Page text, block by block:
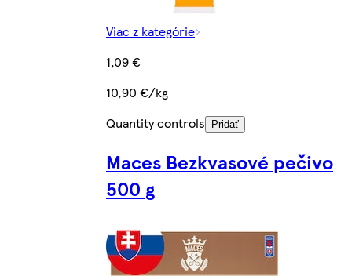
Viac z kategórie
1,09 €
10,90 €/kg
Quantity controls
Pridať
Maces Bezkvasové pečivo
500 g